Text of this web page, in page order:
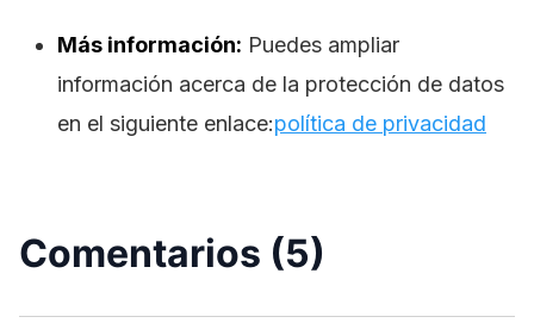
Más información: Puedes ampliar
información acerca de la protección de datos
en el siguiente enlace:política de privacidad
Comentarios (5)